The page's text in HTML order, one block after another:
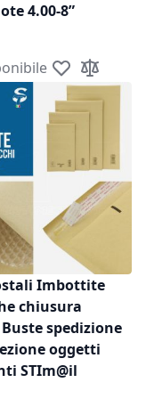
4.00-8”
Aggiungi alla
Aggiungi
Imbottite
chiusura
spedizione
oggetti
STIm@il